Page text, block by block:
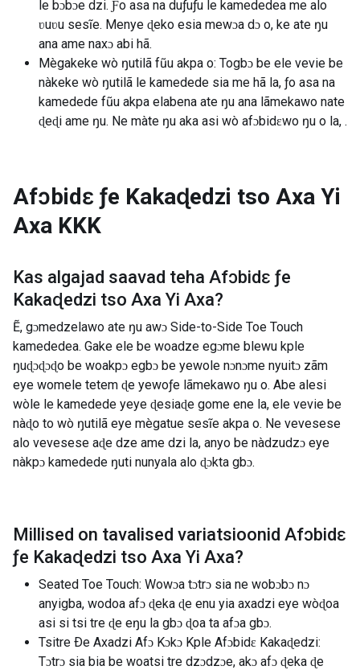
le bɔbɔe dzi. Ƒo asa na duƒuƒu le kamededea me alo
ʋuʋu sesĩe. Menye ɖeko esia mewɔa dɔ o, ke ate ŋu
ana ame naxɔ abi hã.
Mègakeke wò ŋutilã fũu akpa o: Togbɔ be ele vevie be
nàkeke wò ŋutilã le kamedede sia me hã la, ƒo asa na
kamedede fũu akpa elabena ate ŋu ana lãmekawo nate
ɖeɖi ame ŋu. Ne màte ŋu aka asi wò afɔbidɛwo ŋu o la, .
Afɔbidɛ ƒe Kakaɖedzi tso Axa Yi
Axa KKK
Kas algajad saavad teha Afɔbidɛ ƒe
Kakaɖedzi tso Axa Yi Axa?
Ẽ, gɔmedzelawo ate ŋu awɔ Side-to-Side Toe Touch
kamededea. Gake ele be woadze egɔme blewu kple
ŋuɖɔɖɔɖo be woakpɔ egbɔ be yewole nɔnɔme nyuitɔ zãm
eye womele tetem ɖe yewoƒe lãmekawo ŋu o. Abe alesi
wòle le kamedede yeye ɖesiaɖe gome ene la, ele vevie be
nàɖo to wò ŋutilã eye mègatue sesĩe akpa o. Ne vevesese
alo vevesese aɖe dze ame dzi la, anyo be nàdzudzɔ eye
nàkpɔ kamedede ŋuti nunyala alo ɖɔkta gbɔ.
Millised on tavalised variatsioonid Afɔbidɛ
ƒe Kakaɖedzi tso Axa Yi Axa?
Seated Toe Touch: Wowɔa tɔtrɔ sia ne wobɔbɔ nɔ
anyigba, wodoa afɔ ɖeka ɖe enu yia axadzi eye wòɖoa
asi si tsi tre ɖe eŋu la gbɔ ɖoa ​​ta afɔa gbɔ.
Tsitre Ðe Axadzi Afɔ Kɔkɔ Kple Afɔbidɛ Kakaɖedzi:
Tɔtrɔ sia bia be woatsi tre dzɔdzɔe, akɔ afɔ ɖeka ɖe